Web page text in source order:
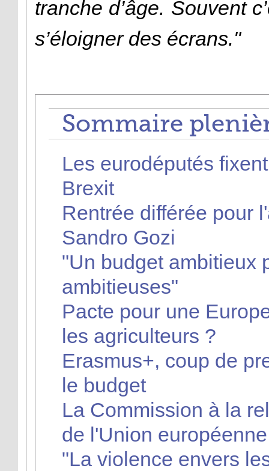
tranche d’âge. Souvent
s’éloigner des écrans."
Sommaire
Les eurodéputés
Brexit
Rentrée différée pour
Sandro Gozi
"Un budget ambitieux
ambitieuses"
Pacte pour une
les agriculteurs ?
Erasmus+, coup de
le budget
La Commission à la
de l'Union européenne
"La violence envers